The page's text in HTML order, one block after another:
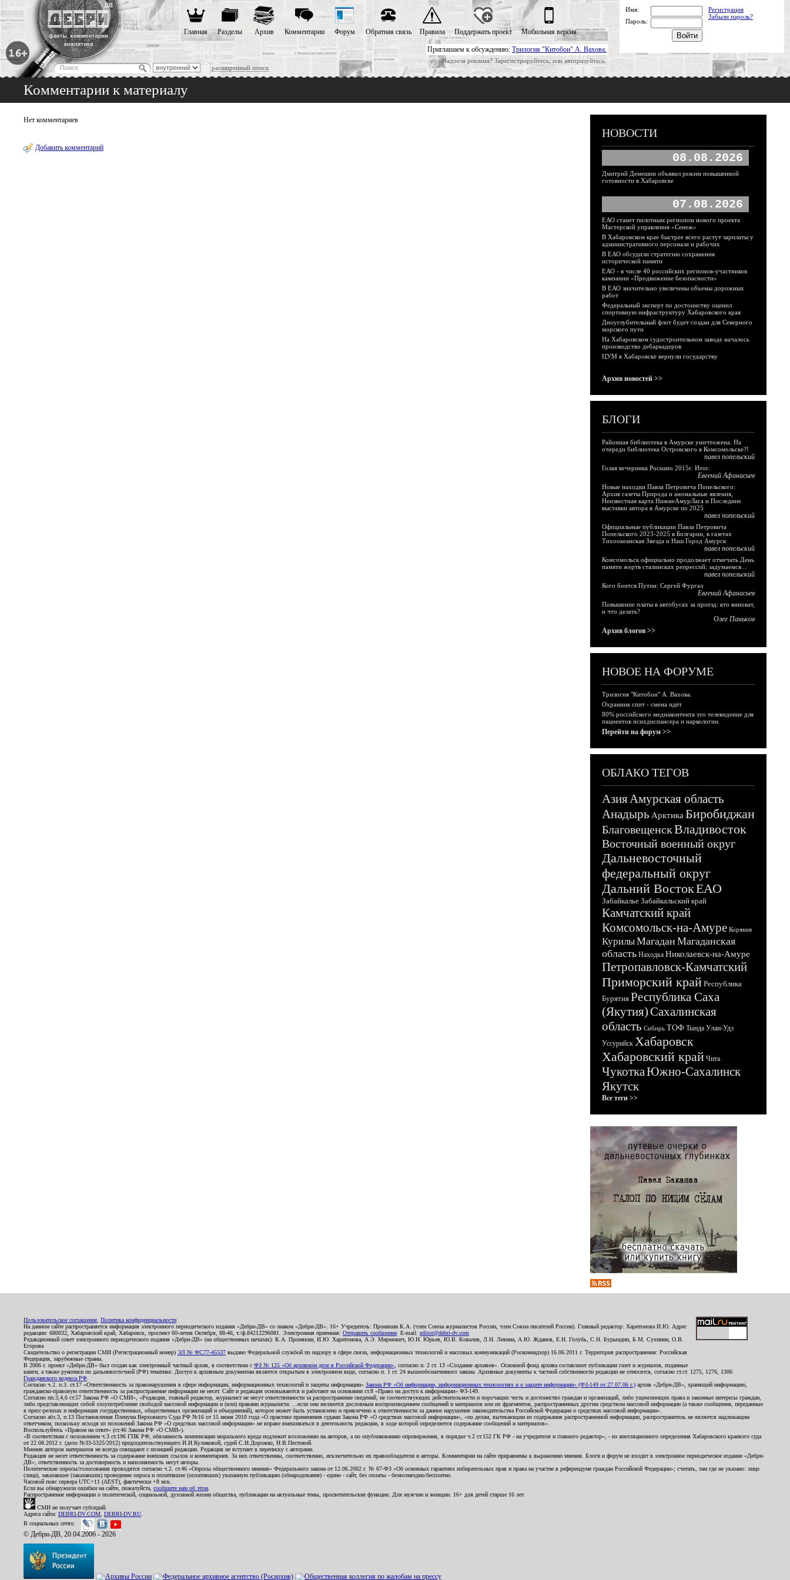
Приглашаем к обсуждению: Трилогия "Китобои" А. Вахова.
Надоела реклама? Зарегистрируйтесь, или авторизуйтесь.
расширенный поиск
Главная Разделы Архив Комментарии Форум Обратная связь Правила Поддержать проект Мобильная версия
Имя:
Регистрация
Забыли пароль?
Пароль:
Комментарии к материалу
Нет комментариев
Добавить комментарий
НОВОСТИ
08.08.2026
Дмитрий Демешин объявил режим повышенной
готовности в Хабаровске
07.08.2026
ЕАО станет пилотным регионом нового проекта
Мастерской управления «Сенеж»
В Хабаровском крае быстрее всего растут зарплаты у
административного персонала и рабочих
В ЕАО обсудили стратегию сохранения
исторической памяти
ЕАО - в числе 40 российских регионов-участников
кампании «Продвижение безопасности»
В ЕАО значительно увеличены объемы дорожных
работ
Федеральный эксперт по достоинству оценил
спортивную инфраструктуру Хабаровского края
Дноуглубительный флот будет создан для Северного
морского пути
На Хабаровском судостроительном заводе началось
производство дебаркадеров
ЦУМ в Хабаровске вернули государству
Архив новостей >>
БЛОГИ
Районная библиотека в Амурске уничтожена. На
очереди библиотека Островского в Комсомольске?!
павел попельский
Голая вечеринка Роснано 2015г. Итог.
Евгений Афанасьев
Новые находки Павла Петровича Попельского:
Архив газеты Природа и аномальные явления,
Неизвестная карта НижнеАмурЛага и Последние
выставки автора в Амурске по 2025
павел попельский
Официальные публикации Павла Петровича
Попельского 2023-2025 в Болгарии, в газетах
Тихоокеанская Звезда и Наш Город Амурск
павел попельский
Комсомольск официально продолжает отмечать День
памяти жертв сталинских репрессий: задумаемся...
павел попельский
Кого боится Путин: Сергей Фургал
Евгений Афанасьев
Повышение платы в автобусах за проезд: кто виноват,
и что делать?
Олег Паньков
Архив блогов >>
НОВОЕ НА ФОРУМЕ
Трилогия "Китобои" А. Вахова.
Охранник спит - смена идёт
80% российского медиаконтента это телевидение для
пациентов психдиспансера и наркологии.
Перейти на форум >>
ОБЛАКО ТЕГОВ
АзияАмурская область
Анадырь Арктика Биробиджан
БлаговещенскВладивосток
Восточный военный округ
Дальневосточный
федеральный округ
Дальний ВостокЕАО
Забайкалье Забайкальский край
Камчатский край
Комсомольск-на-Амуре Корякия
КурилыМагадан Магаданская
область Находка Николаевск-на-Амуре
Петропавловск-Камчатский
Приморский край Республика
Бурятия Республика Саха
(Якутия)Сахалинская
область Сибирь ТОФ Тында Улан-Удэ
Уссурийск Хабаровск
Хабаровский край Чита
ЧукоткаЮжно-Сахалинск
Якутск
Все теги >>
Пользовательское соглашение Политика конфиденциальности
На данном сайте распространяется информация электронного периодического издания «Дебри-ДВ» со знаком «Дебри-ДВ». 16+ Учредитель: Пронякин К.А. (член Союза журналистов России, член Союза писателей России). Главный редактор: Харитонова И.Ю. Адрес
редакции: 680032, Хабаровский край, Хабаровск, проспект 60-летия Октября, 88-46, т./ф.84212296081. Электронная приемная: Отправить сообщение . E-mail: editor@debri-dv.com
Редакционный совет электронного периодического издания «Дебри-ДВ» (на общественных началах): К.А. Пронякин, И.Ю. Харитонова, А.Э. Мирмович, Ю.Н. Юрьев, Ю.В. Ковалев, Л.Н. Левина, А.Ю. Жданов, Е.Н. Голубь, С.Н. Бурындин, Б.М. Сухинин, О.В.
Егорова
Свидетельство о регистрации СМИ (Регистрационный номер) ЭЛ № ФС77-45537 выдано Федеральной службой по надзору в сфере связи, информационных технологий и массовых коммуникаций (Роскомнадзор) 16.06.2011 г. Территория распространения: Российская
Федерация, зарубежные страны.
В 2006 г. проект «Дебри-ДВ» был создан как электронный частный архив, в соответствии с ФЗ № 125 «Об архивном деле в Российской Федерации» , согласно п. 2 ст. 13 «Создание архивов». Основной фонд архива составляют публикации газет и журналов, изданные
книги, а также рукописи по дальневосточной (РФ) тематике. Доступ к архивным документам является открытым в электронном виде, согласно п. 1 ст. 24 вышеобозначенного закона. Архивные документы к частной собственности редакции не относятся, согласно ст.ст. 1275, 1276, 1306
Гражданского кодекса РФ
Согласно ч.2. п.3. ст.17 «Ответственность за правонарушения в сфере информации, информационных технологий и защиты информации» Закона РФ «Об информации, информационных технологиях и о защите информации» (ФЗ-149 от 27.07.06 г.) архив «Дебри-ДВ», хранящий информацию,
гражданско-правовую ответственность за распространение информации не несет. Сайт и редакция основываются и работают на основании ст.8 «Право на доступ к информации» ФЗ-149.
Согласно пп.3,4,6 ст.57 Закона РФ «О СМИ», «Редакция, главный редактор, журналист не несут ответственности за распространение сведений, не соответствующих действительности и порочащих честь и достоинство граждан и организаций, либо ущемляющих права и законные интересы граждан,
либо представляющих собой злоупотребление свободой массовой информации и (или) правами журналиста: ...если они являются дословным воспроизведением сообщений и материалов или их фрагментов, распространенных другим средством массовой информации (а также сообщения, переданные
в пресс-релизах и информация государственных, общественных организаций и объединений), которое может быть установлено и привлечено к ответственности за данное нарушение законодательства Российской Федерации о средствах массовой информации».
Согласно абз.3, п.13 Постановления Пленума Верховного Суда РФ №16 от 15 июня 2010 года «О практике применения судами Закона РФ «О средствах массовой информации», «по делам, вытекающим из содержания распространенной информации, распространитель не является надлежащим
ответчиком, поскольку исходя из положений Закона РФ «О средствах массовой информации» не вправе вмешиваться в деятельность редакции, в ходе которой определяется содержание сообщений и материалов».
Воспользуйтесь «Правом на ответ» (ст.46 Закона РФ «О СМИ»).
«В соответствии с положением ч.3 ст.196 ГПК РФ, обязанность компенсации морального вреда подлежит возложению на авторов, а по опубликованию опровержения, в порядке ч.2 ст.152 ГК РФ - на учредителя и главного редактор», - из апелляционного определения Хабаровского краевого суда
от 22.08.2012 г. (дело №33-5325/2012) председательствующего И.И.Куликовой, судей С.И.Дорожко, Н.В.Пестовой.
Мнения авторов материалов не всегда совпадают с позицией редакции. Редакция не вступает в переписку с авторами.
Редакция не несет ответственность за содержание внешних ссылок и комментариев. За них ответственны, соответственно, исключительно их правообладатели и авторы. Комментарии на сайте приравнены к выражению мнения. Блоги и форум не входят в электронное периодическое издание «Дебри-
ДВ», ответственность за достоверность и наполняемость несут авторы.
Политические опросы/голосования проводятся согласно ч.2. ст.46 «Опросы общественного мнения» Федерального закона от 12.06.2002 г. № 67-ФЗ «Об основных гарантиях избирательных прав и права на участие в референдуме граждан Российской Федерации»; считать, там где не указано: лицо
(лица), заказавшее (заказавших) проведение опроса и оплатившее (оплативших) указанную публикацию (обнародование) - едино - сайт, без оплаты - безвозмездно/бесплатно.
Часовой пояс сервера UTC+11 (AEST), фактически +8 мск.
Если вы обнаружили ошибки на сайте, пожалуйста, сообщите нам об этом
Распространение информации о политической, социальной, духовной жизни общества, публикации на актуальные темы, просветительские функции. Для мужчин и женщин. 16+ для детей старше 16 лет.
СМИ не получает субсидий.
Адреса сайта: DEBRI-DV.COM DEBRI-DV.RU
В социальных сетях:
© Дебри-ДВ, 20.04.2006 - 2026